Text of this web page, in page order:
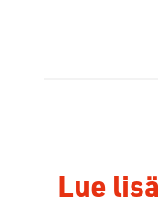
Lue